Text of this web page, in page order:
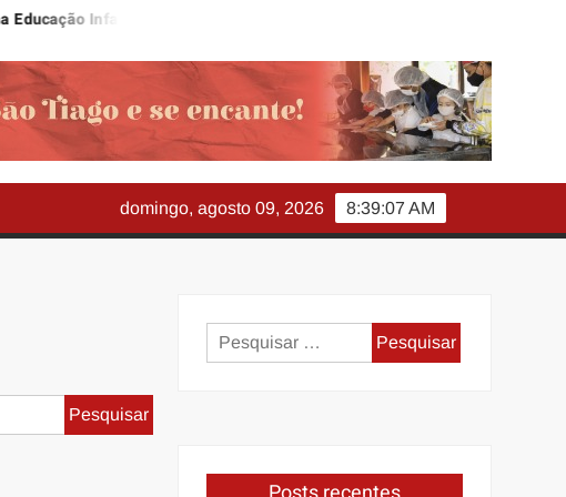
Infantil
8:39:08 AM
domingo, agosto 09, 2026
Pesquisar
por:
Pesquisar
por: